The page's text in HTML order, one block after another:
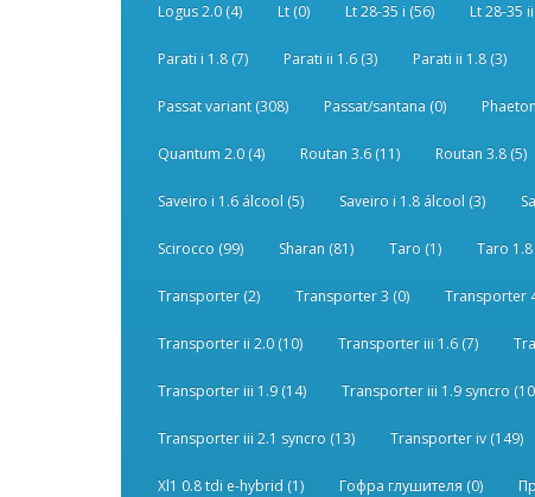
Logus 2.0 (4) Lt (0) Lt 28-35 i (56) Lt 28-35
Parati i 1.8 (7) Parati ii 1.6 (3) Parati ii 1.8 (3)
Passat variant (308) Passat/santana (0)
Quantum 2.0 (4) Routan 3.6 (11) Routan 3.8 (5)
Saveiro i 1.6 álcool (5) Saveiro i 1.8 álcool (3)
Scirocco (99) Sharan (81) Taro (1) Taro 1.8
Transporter (2) Transporter 3 (0) Transporter
Transporter ii 2.0 (10) Transporter iii 1.6 (7)
Transporter iii 1.9 (14) Transporter iii 1.9 syncro
Transporter iii 2.1 syncro (13) Transporter iv (149)
Xl1 0.8 tdi e-hybrid (1) Гофра глушителя (0)